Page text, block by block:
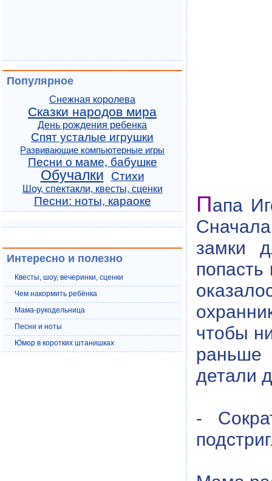
Папа
замки
чтобы
раньше
детали
-
Популярное
Снежная королева
Сказки народов мира
День рождения ребенка
Спят усталые игрушки
Развивающие компьютерные игры
Песни о маме, бабушке
Обучалки Стихи
Шоу, спектакли, квесты, сценки
Песни: ноты, караоке
Интересно и полезно
Квесты, шоу, вечеринки, сценки
Чем накормить ребёнка
Мама-рукодельница
Песни и ноты
Юмор в коротких штанишках